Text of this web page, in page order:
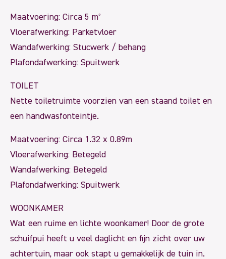
Maatvoering: Circa 5 m²
Vloerafwerking: Parketvloer
Wandafwerking: Stucwerk / behang
Plafondafwerking: Spuitwerk
TOILET
Nette toiletruimte voorzien van een staand toilet en
een handwasfonteintje.
Maatvoering: Circa 1.32 x 0.89m
Vloerafwerking: Betegeld
Wandafwerking: Betegeld
Plafondafwerking: Spuitwerk
WOONKAMER
Wat een ruime en lichte woonkamer! Door de grote
schuifpui heeft u veel daglicht en fijn zicht over uw
achtertuin, maar ook stapt u gemakkelijk de tuin in.